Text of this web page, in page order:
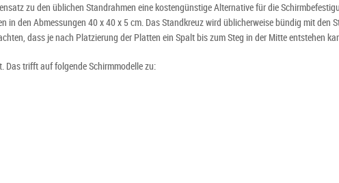
zu den üblichen Standrahmen eine kostengünstige Alternative für die
den Abmessungen 40 x 40 x 5 cm. Das Standkreuz wird üblicherweise bündig mit den
dass je nach Platzierung der Platten ein Spalt bis zum Steg in der Mitte entstehen
Das trifft auf folgende Schirmmodelle zu: